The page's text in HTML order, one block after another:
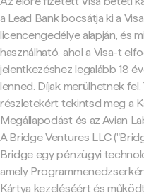
a Lead Bank bocsátja ki a Visa
licencengedélye alapján, és
használható, ahol a Visa-t
jelentkezéshez legalább 18
lenned. Díjak merülhetnek fel.
részletekért tekintsd meg a
Megállapodást és az Avian
A Bridge Ventures LLC
Bridge egy pénzügyi
amely
Kártya kezeléséért és